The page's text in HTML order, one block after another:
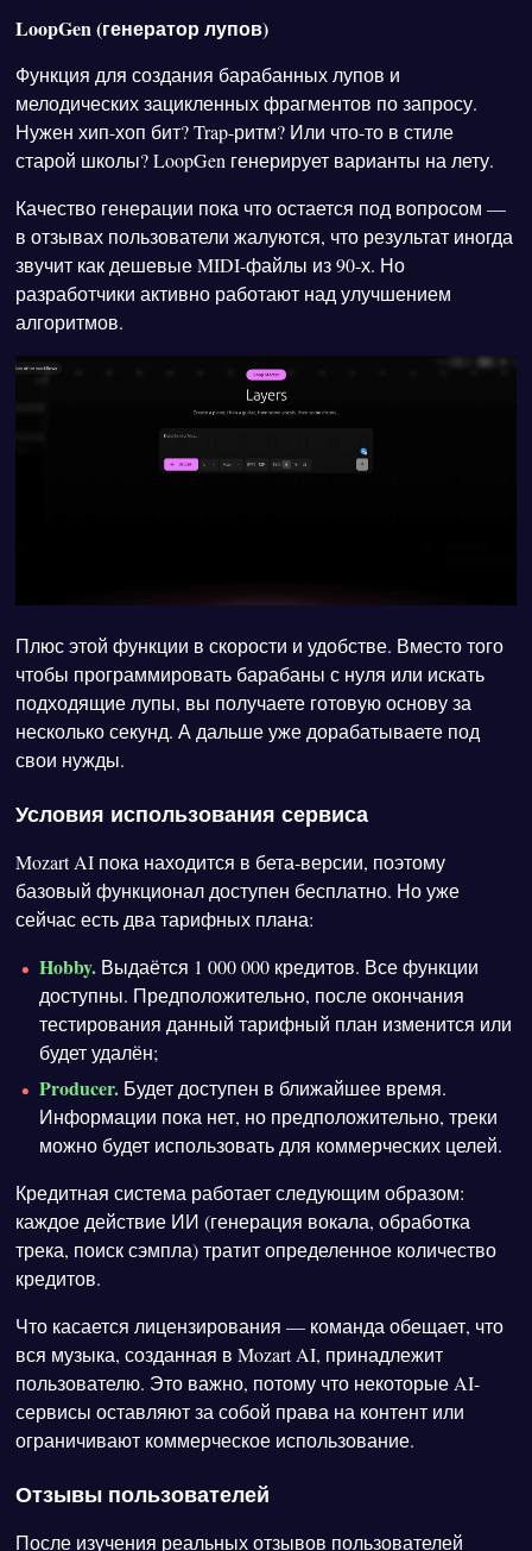
LoopGen (генератор лупов)
Функция для создания барабанных лупов и
мелодических зацикленных фрагментов по запросу.
Нужен хип-хоп бит? Trap-ритм? Или что-то в стиле
старой школы? LoopGen генерирует варианты на лету.
Качество генерации пока что остается под вопросом —
в отзывах пользователи жалуются, что результат иногда
звучит как дешевые MIDI-файлы из 90-х. Но
разработчики активно работают над улучшением
алгоритмов.
Плюс этой функции в скорости и удобстве. Вместо того
чтобы программировать барабаны с нуля или искать
подходящие лупы, вы получаете готовую основу за
несколько секунд. А дальше уже дорабатываете под
свои нужды.
Условия использования сервиса
Mozart AI пока находится в бета-версии, поэтому
базовый функционал доступен бесплатно. Но уже
сейчас есть два тарифных плана:
Hobby. Выдаётся 1 000 000 кредитов. Все функции
доступны. Предположительно, после окончания
тестирования данный тарифный план изменится или
будет удалён;
Producer. Будет доступен в ближайшее время.
Информации пока нет, но предположительно, треки
можно будет использовать для коммерческих целей.
Кредитная система работает следующим образом:
каждое действие ИИ (генерация вокала, обработка
трека, поиск сэмпла) тратит определенное количество
кредитов.
Что касается лицензирования — команда обещает, что
вся музыка, созданная в Mozart AI, принадлежит
пользователю. Это важно, потому что некоторые AI-
сервисы оставляют за собой права на контент или
ограничивают коммерческое использование.
Отзывы пользователей
После изучения реальных отзывов пользователей